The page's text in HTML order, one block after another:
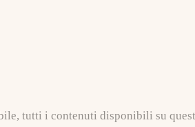
tutti i contenuti disponibili su